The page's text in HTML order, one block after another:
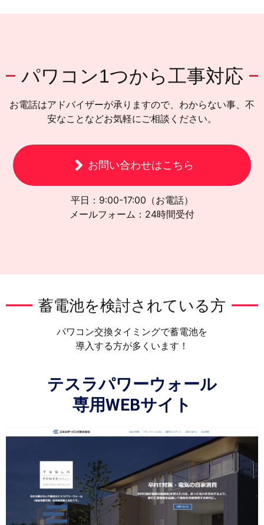
パワコン1つから工事対応
お電話はアドバイザーが承りますので、わからない事、不
安なことなどお気軽にご相談ください。
お問い合わせはこちら
平日：9:00-17:00（お電話）
メールフォーム：24時間受付
蓄電池を検討されている方
パワコン交換タイミングで蓄電池を
導入する方が多くいます！
テスラパワーウォール
専用WEBサイト